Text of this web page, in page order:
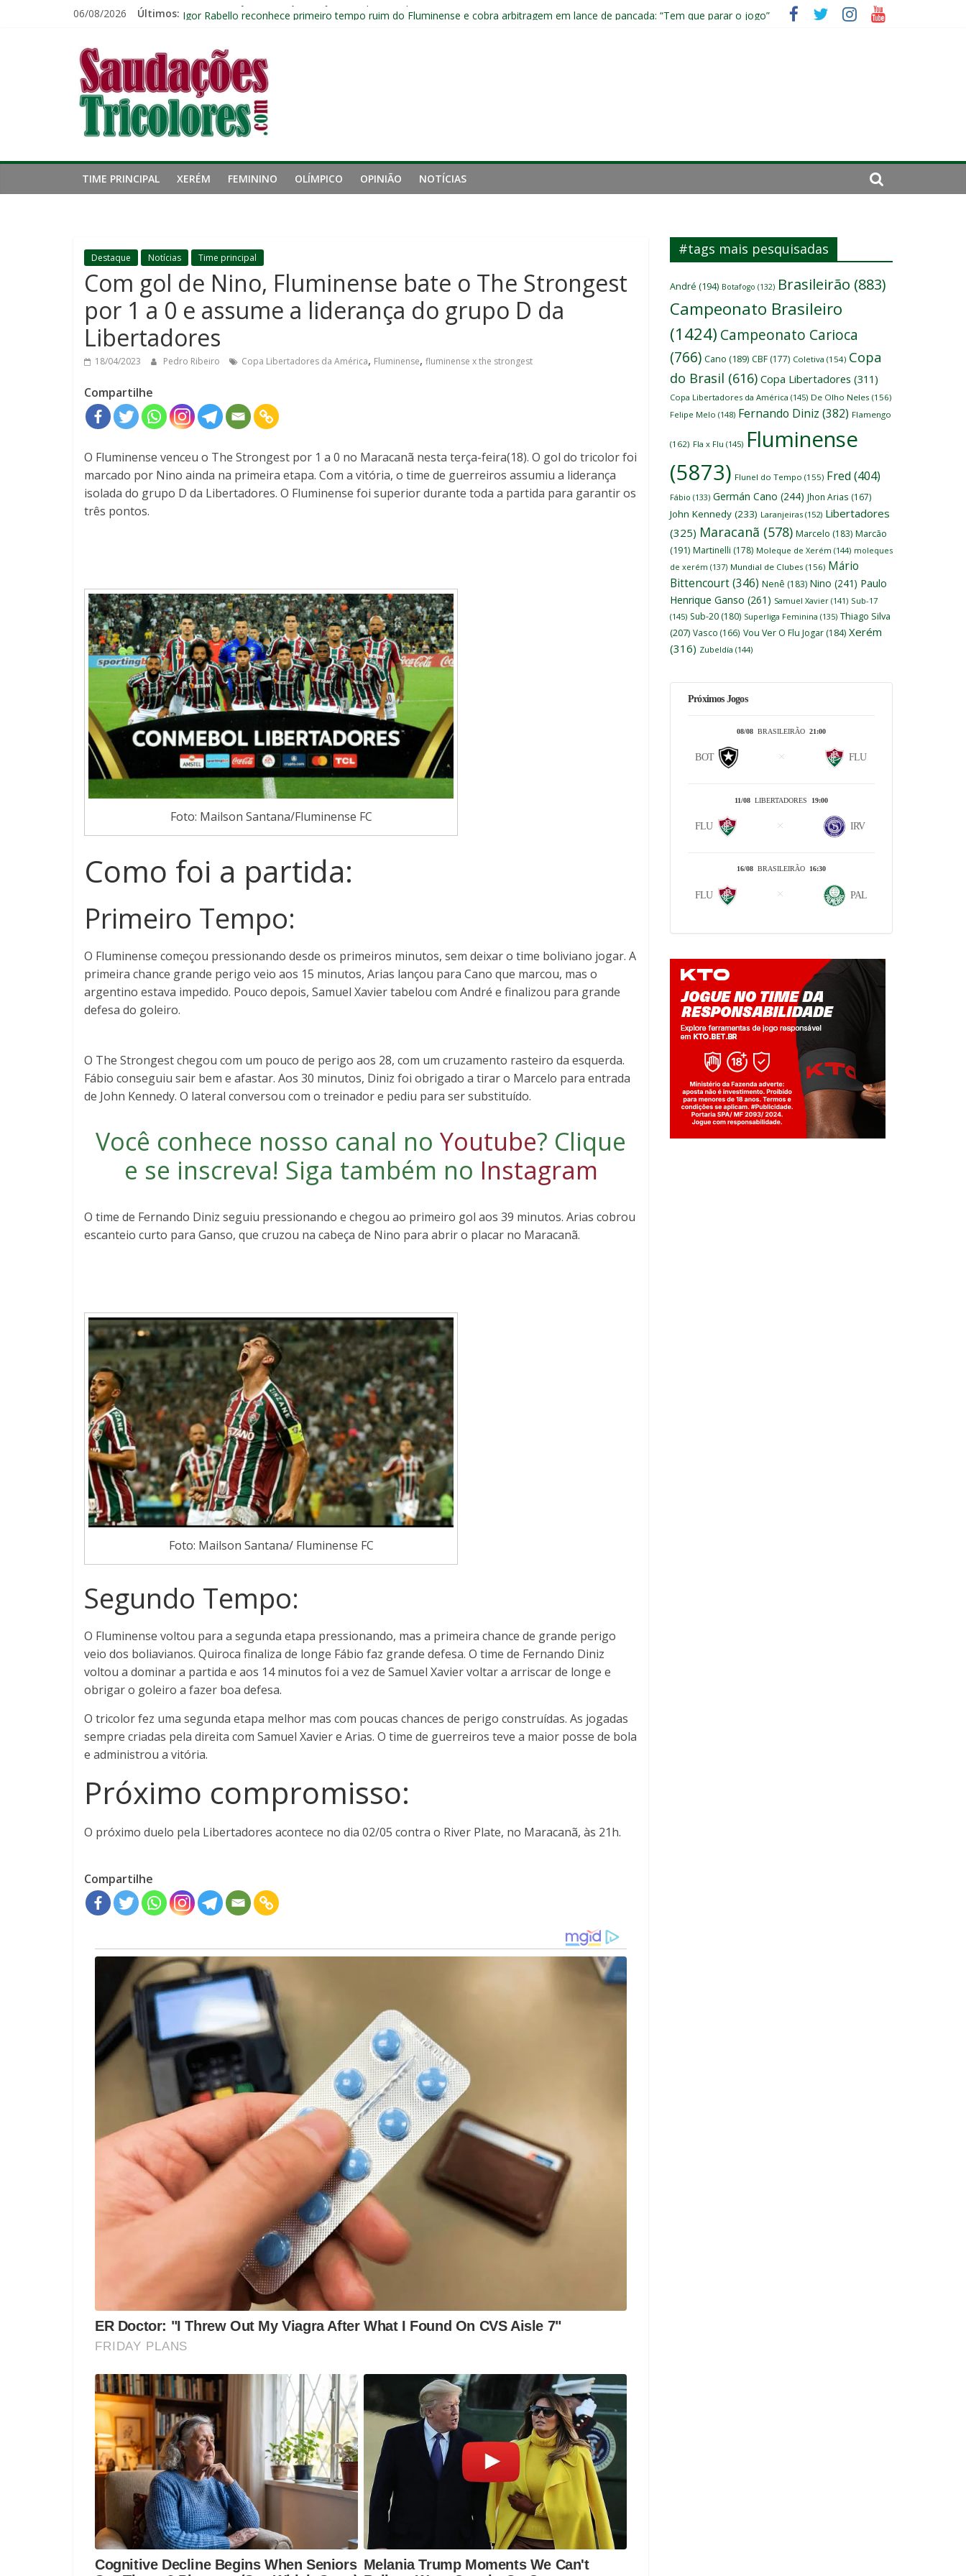
06/08/2026 Últimos: John Kennedy sofre torção no joelho e passará por exames no Fluminense
Fluminense tem apenas quatro jogadores formados em Xerém entre os relacionados para o clássico
Zubeldía analisa trabalho no Fluminense após eliminação: “Não estou satisfeito”
Saudações
Tricolores
TIME PRINCIPAL XERÉM FEMININO OLÍMPICO OPINIÃO NOTÍCIAS
Destaque Notícias Time principal
Com gol de Nino, Fluminense bate o The Strongest
por 1 a 0 e assume a liderança do grupo D da
Libertadores
18/04/2023 Pedro Ribeiro Copa Libertadores da América, Fluminense, fluminense x the strongest
Compartilhe
O Fluminense venceu o The Strongest por 1 a 0 no Maracanã nesta terça-feira(18). O gol do tricolor foi
marcado por Nino ainda na primeira etapa. Com a vitória, o time de guerreiros assumiu a liderança
isolada do grupo D da Libertadores. O Fluminense foi superior durante toda a partida para garantir os
três pontos.
Foto: Mailson Santana/Fluminense FC
Como foi a partida:
Primeiro Tempo:
O Fluminense começou pressionando desde os primeiros minutos, sem deixar o time boliviano jogar. A
primeira chance grande perigo veio aos 15 minutos, Arias lançou para Cano que marcou, mas o
argentino estava impedido. Pouco depois, Samuel Xavier tabelou com André e finalizou para grande
defesa do goleiro.
O The Strongest chegou com um pouco de perigo aos 28, com um cruzamento rasteiro da esquerda.
Fábio conseguiu sair bem e afastar. Aos 30 minutos, Diniz foi obrigado a tirar o Marcelo para entrada
de John Kennedy. O lateral conversou com o treinador e pediu para ser substituído.
Você conhece nosso canal no Youtube? Clique
e se inscreva! Siga também no Instagram
O time de Fernando Diniz seguiu pressionando e chegou ao primeiro gol aos 39 minutos. Arias cobrou
escanteio curto para Ganso, que cruzou na cabeça de Nino para abrir o placar no Maracanã.
Foto: Mailson Santana/ Fluminense FC
Segundo Tempo:
O Fluminense voltou para a segunda etapa pressionando, mas a primeira chance de grande perigo
veio dos boliavianos. Quiroca finaliza de longe Fábio faz grande defesa. O time de Fernando Diniz
voltou a dominar a partida e aos 14 minutos foi a vez de Samuel Xavier voltar a arriscar de longe e
obrigar o goleiro a fazer boa defesa.
O tricolor fez uma segunda etapa melhor mas com poucas chances de perigo construídas. As jogadas
sempre criadas pela direita com Samuel Xavier e Arias. O time de guerreiros teve a maior posse de bola
e administrou a vitória.
Próximo compromisso:
O próximo duelo pela Libertadores acontece no dia 02/05 contra o River Plate, no Maracanã, às 21h.
Compartilhe
#tags mais pesquisadas
André (194) Botafogo (132) Brasileirão (883)
Campeonato Brasileiro
(1424) Campeonato Carioca
(766) Cano (189) CBF (177) Coletiva (154) Copa
do Brasil (616) Copa Libertadores (311)
Copa Libertadores da América (145) De Olho Neles (156)
Felipe Melo (148) Fernando Diniz (382) Flamengo
(162) Fla x Flu (145) Fluminense
(5873) Flunel do Tempo (155) Fred (404)
Fábio (133) Germán Cano (244) Jhon Arias (167)
John Kennedy (233) Laranjeiras (152) Libertadores
(325) Maracanã (578) Marcelo (183) Marcão
(191) Martinelli (178) Moleque de Xerém (144) moleques
de xerém (137) Mundial de Clubes (156) Mário
Bittencourt(346) Nenê (183) Nino (241) Paulo
Henrique Ganso (261) Samuel Xavier (141) Sub-17
(145) Sub-20 (180) Superliga Feminina (135) Thiago Silva
(207) Vasco (166) Vou Ver O Flu Jogar (184) Xerém
(316) Zubeldía (144)
Próximos Jogos
08/08 BRASILEIRÃO 21:00
BOT FLU
11/08 LIBERTADORES 19:00
FLU IRV
16/08 BRASILEIRÃO 16:30
FLU PAL
Jogue com responsabilidade. 18+